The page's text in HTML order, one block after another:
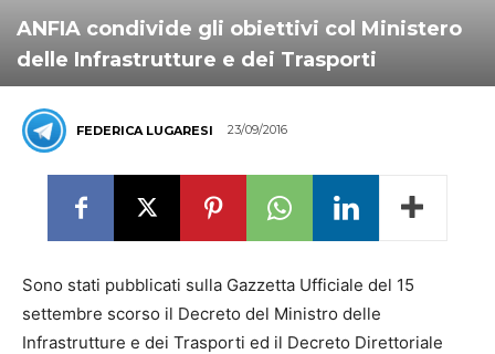
ANFIA condivide gli obiettivi col Ministero
delle Infrastrutture e dei Trasporti
FEDERICA LUGARESI 23/09/2016
Sono stati pubblicati sulla Gazzetta Ufficiale del 15
settembre scorso il Decreto del Ministro delle
Infrastrutture e dei Trasporti ed il Decreto Direttoriale